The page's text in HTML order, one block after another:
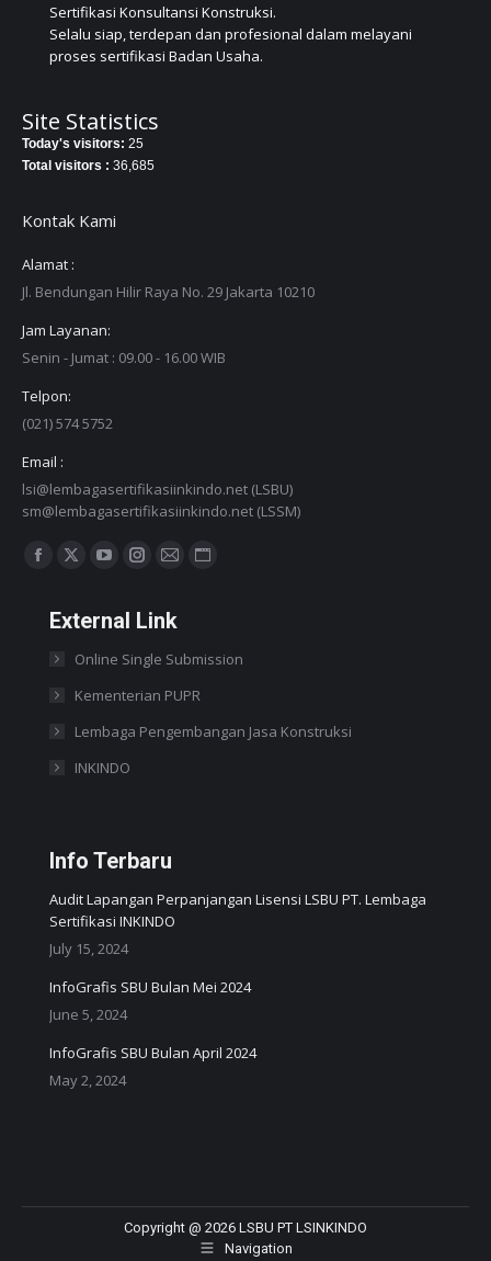
Sertifikasi Konsultansi Konstruksi.
Selalu siap, terdepan dan profesional dalam melayani
proses sertifikasi Badan Usaha.
Site Statistics
Today's visitors: 25
Total visitors : 36,685
Kontak Kami
Alamat :
Jl. Bendungan Hilir Raya No. 29 Jakarta 10210
Jam Layanan:
Senin - Jumat : 09.00 - 16.00 WIB
Telpon:
(021) 574 5752
Email :
lsi@lembagasertifikasiinkindo.net (LSBU)
sm@lembagasertifikasiinkindo.net (LSSM)
Find us on:
Facebook
opens
X
opens
in
YouTube
opens
in
Instagram
opens
in
Mail
opens
in
Website
in
External Link
Online Single Submission
Kementerian PUPR
Lembaga Pengembangan Jasa Konstruksi
INKINDO
Info Terbaru
Audit Lapangan Perpanjangan Lisensi LSBU PT. Lembaga
Sertifikasi INKINDO
July 15, 2024
InfoGrafis SBU Bulan Mei 2024
June 5, 2024
InfoGrafis SBU Bulan April 2024
May 2, 2024
Copyright @ 2026 LSBU PT LSINKINDO
Navigation